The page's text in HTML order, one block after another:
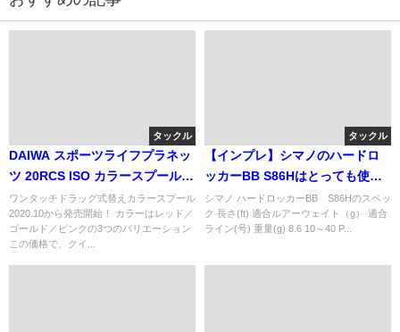
タックル
DAIWA スポーツライフプラネッ
ツ 20RCS ISO カラースプール
2500
ワンタッチドラッグ式替えカラースプール
2020.10から発売開始！ カラーはレッド／
ゴールド／ピンクの3つのバリエーション
この価格で、クイ...
タックル
【インプレ】シマノのハードロ
ッカーBB S86Hはとっても使い
やすい！
シマノ ハードロッカーBB S86Hのスペッ
ク 長さ(ft) 適合ルアーウェイト（g） 適合
ライン(号) 重量(g) 8.6 10～40 P...